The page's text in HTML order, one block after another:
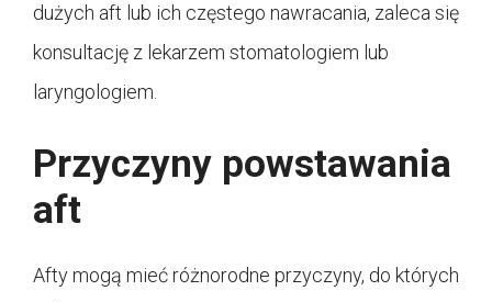
dużych aft lub ich częstego nawracania, zaleca się
konsultację z lekarzem stomatologiem lub
laryngologiem.
Przyczyny powstawania
aft
Afty mogą mieć różnorodne przyczyny, do których